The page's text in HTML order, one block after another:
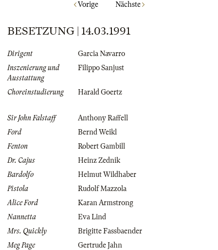
Vorige Nächste
BESETZUNG | 14.03.1991
Dirigent
Garcia Navarro
Inszenierung und
Ausstattung
Filippo Sanjust
Choreinstudierung Harald Goertz
Sir John Falstaff
Anthony Raffell
Ford
Bernd Weikl
Fenton
Robert Gambill
Dr. Cajus
Heinz Zednik
Bardolfo
Helmut Wildhaber
Pistola
Rudolf Mazzola
Alice Ford
Karan Armstrong
Nannetta
Eva Lind
Mrs. Quickly
Brigitte Fassbaender
Meg Page
Gertrude Jahn